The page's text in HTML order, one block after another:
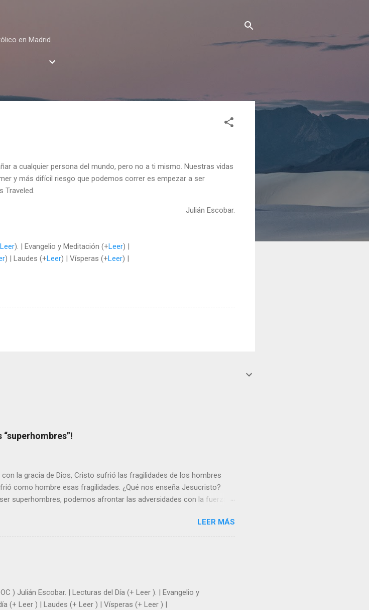
en Madrid
a cualquier persona del mundo, pero no a ti mismo. Nuestras vidas
y más difícil riesgo que podemos correr es empezar a ser
Julián Escobar.
Leer). | Evangelio y Meditación (+Leer) |
) | Laudes (+Leer) | Vísperas (+Leer) |
la gracia de Dios, Cristo sufrió las fragilidades de los hombres
como hombre esas fragilidades. ¿Qué nos enseña Jesucristo?
superhombres, podemos afrontar las adversidades con la fuerza y
y protegidos por nosotros. “ Señor, soy un árbol sin frutos,
menos mis ramas y hojas den sombra en los días del sol abrasador
tu fragilidad con la gracia de Dios? Julián Escobar. | Lecturas
LEER MÁS
) Julián Escobar. | Lecturas del Día (+ Leer ). | Evangelio y
(+ Leer ) | Laudes (+ Leer ) | Vísperas (+ Leer ) |